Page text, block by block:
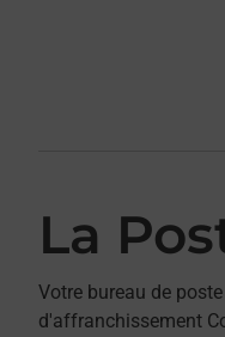
La
Votre bureau de
d'affranchissement